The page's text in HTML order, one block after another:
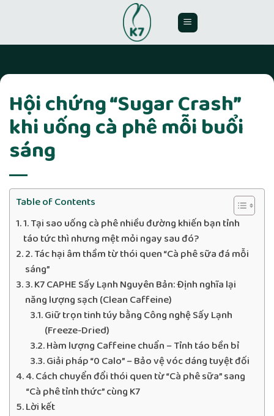
Hội chứng “Sugar Crash”
khi uống cà phê mỗi buổi
sáng
Table of Contents
1. Tại sao uống cà phê nhiều đường khiến bạn tỉnh
táo tức thì nhưng mệt mỏi ngay sau đó?
2. Tác hại âm thầm từ thói quen “Cà phê sữa đá mỗi
sáng”
3. K7 CAPHE Sấy Lạnh Nguyên Bản: Định nghĩa lại
năng lượng sạch (Clean Caffeine)
Giữ trọn tinh túy bằng Công nghệ Sấy Lạnh
(Freeze-Dried)
Hàm lượng Caffeine chuẩn – Tỉnh táo bền bỉ
Giải pháp “0 Calo” – Bảo vệ vóc dáng tuyệt đối
4. Cách chuyển đổi thói quen từ “Cà phê sữa” sang
“Cà phê tỉnh thức” cùng K7
Lời kết